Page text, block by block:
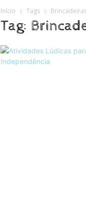
Início Tags
Tag: